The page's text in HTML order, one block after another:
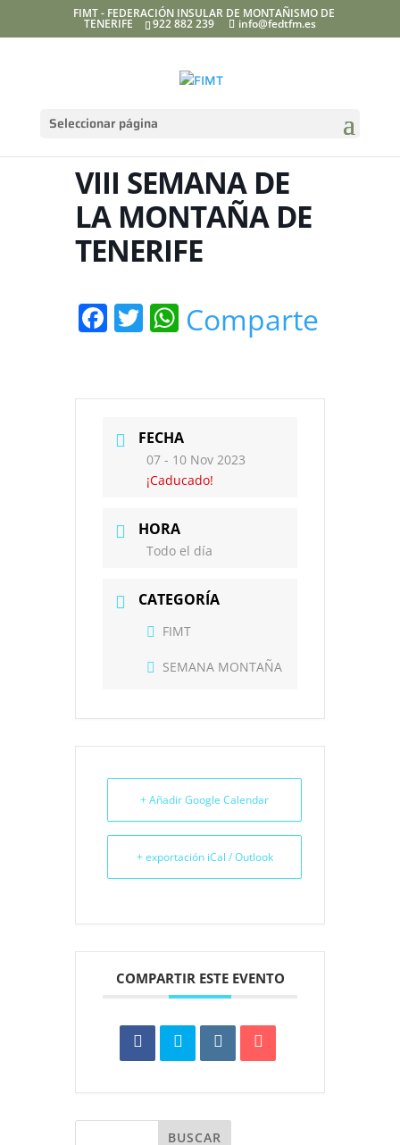
FIMT - FEDERACIÓN INSULAR DE MONTAÑISMO DE
TENERIFE 922 882 239 info@fedtfm.es
Seleccionar página
VIII SEMANA DE
LA MONTAÑA DE
TENERIFE
Facebook
Twitter
WhatsApp
Comparte
FECHA
07 - 10 Nov 2023
¡Caducado!
HORA
Todo el día
CATEGORÍA
FIMT
SEMANA MONTAÑA
+ Añadir Google Calendar
+ exportación iCal / Outlook
COMPARTIR ESTE EVENTO